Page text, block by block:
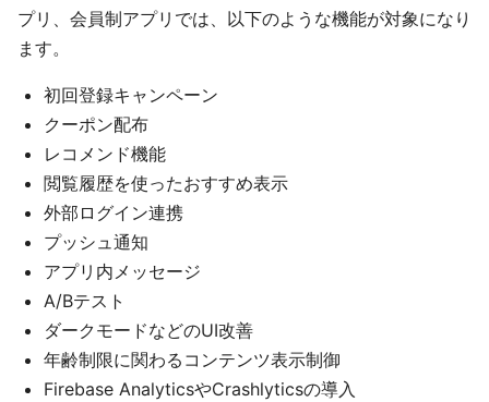
プリ、会員制アプリでは、以下のような機能が対象になり
ます。
初回登録キャンペーン
クーポン配布
レコメンド機能
閲覧履歴を使ったおすすめ表示
外部ログイン連携
プッシュ通知
アプリ内メッセージ
A/Bテスト
ダークモードなどのUI改善
年齢制限に関わるコンテンツ表示制御
Firebase AnalyticsやCrashlyticsの導入